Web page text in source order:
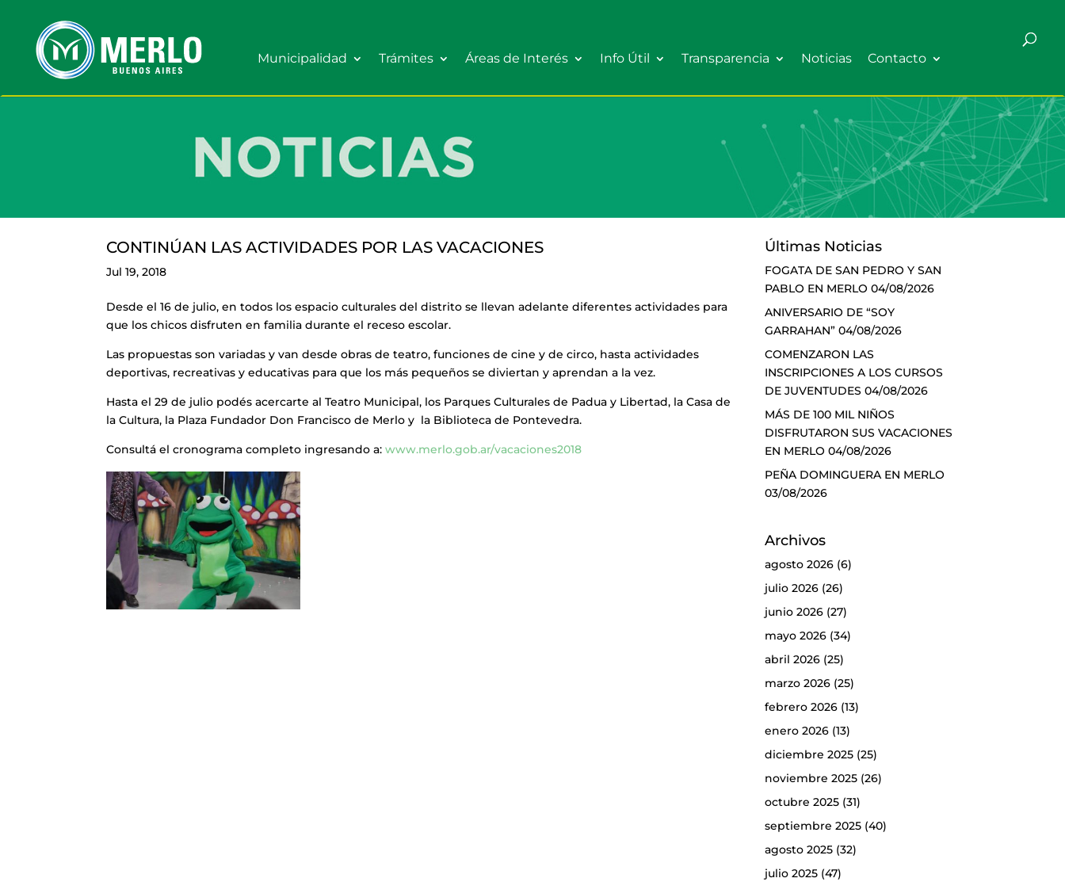
Municipalidad Trámites Áreas de Interés Info Útil Transparencia Noticias Contacto
CONTINÚAN LAS ACTIVIDADES POR LAS VACACIONES
Jul 19, 2018
Desde el 16 de julio, en todos los espacio culturales del distrito se llevan adelante diferentes actividades para
que los chicos disfruten en familia durante el receso escolar.
Las propuestas son variadas y van desde obras de teatro, funciones de cine y de circo, hasta actividades
deportivas, recreativas y educativas para que los más pequeños se diviertan y aprendan a la vez.
Hasta el 29 de julio podés acercarte al Teatro Municipal, los Parques Culturales de Padua y Libertad, la Casa de
la Cultura, la Plaza Fundador Don Francisco de Merlo y la Biblioteca de Pontevedra.
Consultá el cronograma completo ingresando a:www.merlo.gob.ar/vacaciones2018
Últimas Noticias
FOGATA DE SAN PEDRO Y SAN
PABLO EN MERLO 04/08/2026
ANIVERSARIO DE “SOY
GARRAHAN” 04/08/2026
COMENZARON LAS
INSCRIPCIONES A LOS CURSOS
DE JUVENTUDES 04/08/2026
MÁS DE 100 MIL NIÑOS
DISFRUTARON SUS VACACIONES
EN MERLO 04/08/2026
PEÑA DOMINGUERA EN MERLO
03/08/2026
Archivos
agosto 2026(6)
julio 2026(26)
junio 2026(27)
mayo 2026(34)
abril 2026(25)
marzo 2026(25)
febrero 2026(13)
enero 2026(13)
diciembre 2025(25)
noviembre 2025(26)
octubre 2025(31)
septiembre 2025(40)
agosto 2025(32)
julio 2025(47)